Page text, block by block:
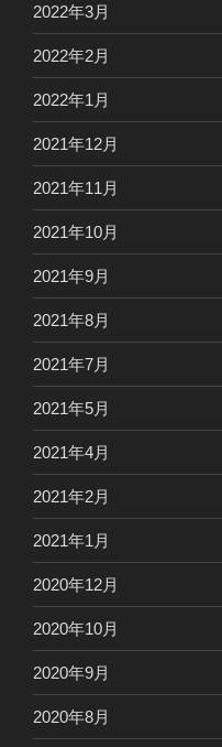
2022年3月
2022年2月
2022年1月
2021年12月
2021年11月
2021年10月
2021年9月
2021年8月
2021年7月
2021年5月
2021年4月
2021年2月
2021年1月
2020年12月
2020年10月
2020年9月
2020年8月